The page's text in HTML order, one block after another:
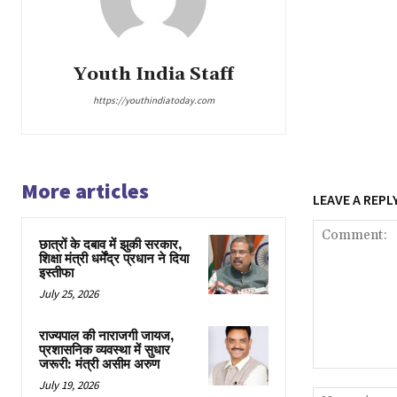
Youth India Staff
https://youthindiatoday.com
More articles
छात्रों के दबाव में झुकी सरकार,
शिक्षा मंत्री धर्मेंद्र प्रधान ने दिया
इस्तीफा
July 25, 2026
राज्यपाल की नाराजगी जायज,
प्रशासनिक व्यवस्था में सुधार
जरूरी: मंत्री असीम अरुण
July 19, 2026
LEAVE A